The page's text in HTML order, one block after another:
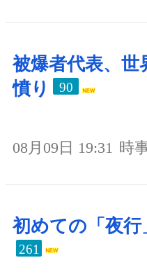
被爆者代表、世
憤り
90
08月09日 19:31 時
初めての「夜行
261